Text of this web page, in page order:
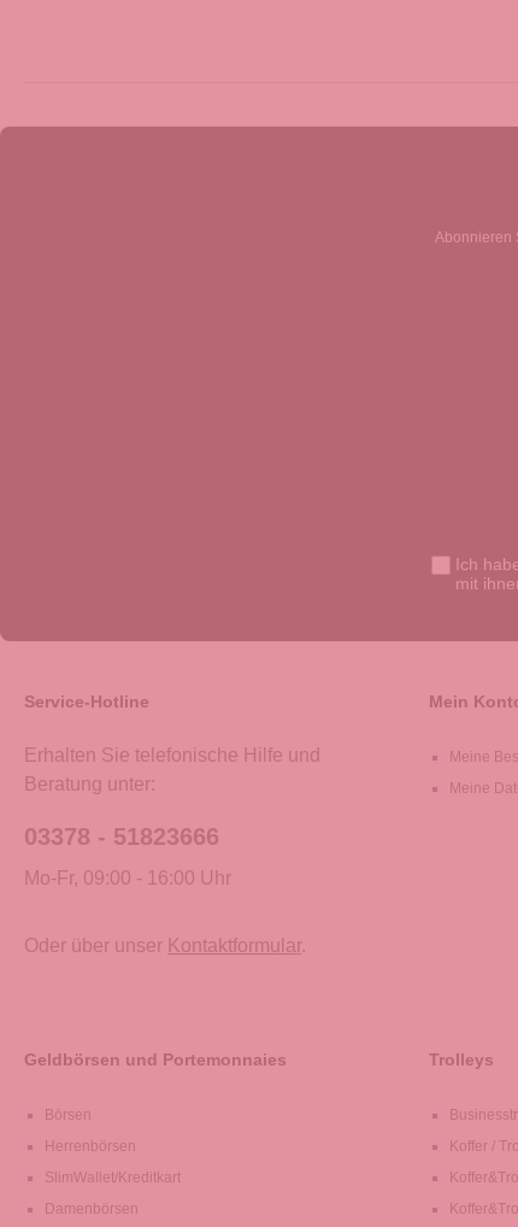
Abonnieren
Ich
mit
Service-Hotline
Erhalten Sie telefonische Hilfe und
Beratung unter:
03378 - 51823666
Mo-Fr, 09:00 - 16:00 Uhr
Oder über unser Kontaktformular.
Mein
Meine
Meine
Geldbörsen und Portemonnaies
Börsen
Herrenbörsen
SlimWallet/Kreditkart
Damenbörsen
Trolleys
Koffer /